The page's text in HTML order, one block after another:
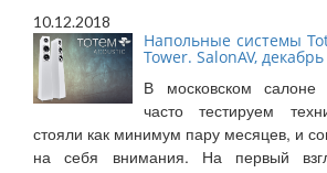
10.12.2018
Напольные системы
Tower. SalonAV,
В московском
часто тестируем
стояли как минимум пару месяцев, и
на себя внимания. На первый